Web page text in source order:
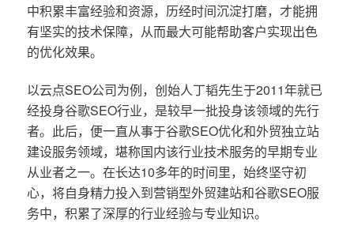
中积累丰富经验和资源，历经时间沉淀打磨，才能拥
有坚实的技术保障，从而最大可能帮助客户实现出色
的优化效果。
以云点SEO公司为例，创始人丁韬先生于2011年就已
经投身谷歌SEO行业，是较早一批投身该领域的先行
者。此后，便一直从事于谷歌SEO优化和外贸独立站
建设服务领域，堪称国内该行业技术服务的早期专业
从业者之一。在长达10多年的时间里，始终坚守初
心，将自身精力投入到营销型外贸建站和谷歌SEO服
务中，积累了深厚的行业经验与专业知识。